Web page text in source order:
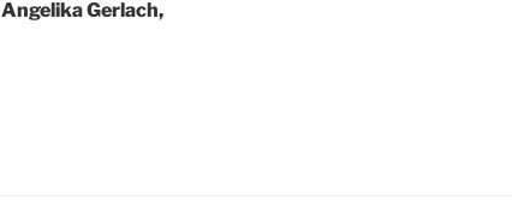
Angelika Gerlach,